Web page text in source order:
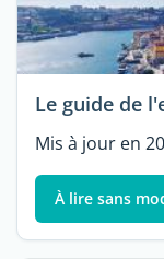
Le guide de
Mis à jour en
À lire sans